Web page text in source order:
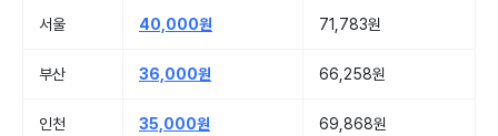
서울 40,000원 71,783원
부산 36,000원 66,258원
인천 35,000원 69,868원